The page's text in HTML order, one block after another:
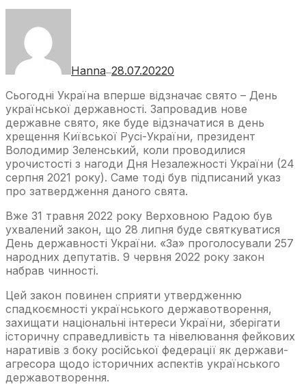
Hanna—28.07.20220
Сьогодні Україна вперше відзначає свято – День
української державності. Запровадив нове
державне свято, яке буде відзначатися в день
хрещення Київської Русі-України, президент
Володимир Зеленський, коли проводилися
урочистості з нагоди Дня Незалежності України (24
серпня 2021 року). Саме тоді був підписаний указ
про затвердження даного свята.
Вже 31 травня 2022 року Верховною Радою був
ухвалений закон, що 28 липня буде святкуватися
День державності України. «За» проголосували 257
народних депутатів. 9 червня 2022 року закон
набрав чинності.
Цей закон повинен сприяти утвердженню
спадкоємності українського державотворення,
захищати національні інтереси України, зберігати
історичну справедливість та нівелювання фейкових
наративів з боку російської федерації як держави-
агресора щодо історичних аспектів українського
державотворення.